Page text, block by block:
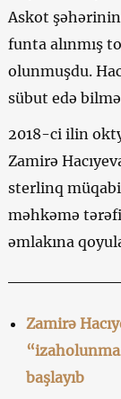
Askot şəhərinin
funta alınmış
olunmuşdu.
sübut edə
2018-ci ilin
Zamirə
sterlinq
məhkəmə
əmlakına
Zamirə
başlayıb